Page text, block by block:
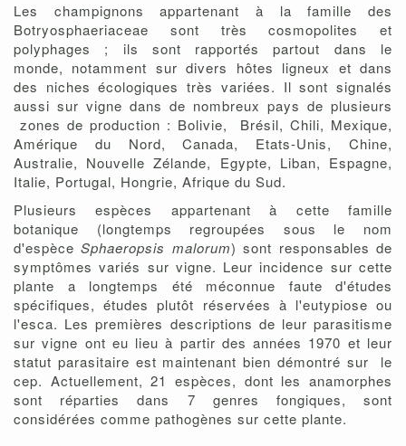
Les champignons appartenant à la famille des
Botryosphaeriaceae sont très cosmopolites et
polyphages ; ils sont rapportés partout dans le
monde, notamment sur divers hôtes ligneux et dans
des niches écologiques très variées. Il sont signalés
aussi sur vigne dans de nombreux pays de plusieurs
zones de production : Bolivie,
Brésil, Chili, Mexique,
Amérique du Nord, Canada, Etats-Unis, Chine,
Australie, Nouvelle Zélande, Egypte, Liban, Espagne,
Italie, Portugal, Hongrie, Afrique du Sud.
Plusieurs espèces appartenant à cette famille
botanique (longtemps regroupées sous le nom
d'espèceSphaeropsis malorum) sont responsables de
symptômes variés sur vigne. Leur incidence sur cette
plante a longtemps été méconnue faute d'études
spécifiques, études plutôt réservées à l'eutypiose ou
l'esca. Les premières descriptions de leur parasitisme
sur vigne ont eu lieu à partir des années 1970 et leur
statut parasitaire est maintenant bien démontré sur le
cep. Actuellement, 21 espèces, dont les anamorphes
sont réparties dans 7 genres fongiques, sont
considérées comme pathogènes sur cette plante.